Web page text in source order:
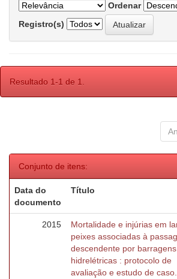
Ordenar
Registro(s)
Resultado 1-1 de 1.
Conjunto de itens:
Data do
documento
Título
2015
Mortalidade e injúrias em
peixes associadas à
descendente por barragens
hidrelétricas : protocolo de
avaliação e estudo de caso.